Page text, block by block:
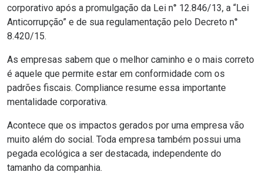
corporativo após a promulgação da Lei n° 12.846/13, a “Lei
Anticorrupção” e de sua regulamentação pelo Decreto n°
8.420/15.
As empresas sabem que o melhor caminho e o mais correto
é aquele que permite estar em conformidade com os
padrões fiscais. Compliance resume essa importante
mentalidade corporativa.
Acontece que os impactos gerados por uma empresa vão
muito além do social. Toda empresa também possui uma
pegada ecológica a ser destacada, independente do
tamanho da companhia.